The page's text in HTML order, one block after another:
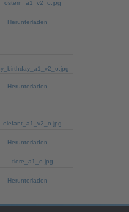
Herunterladen
Herunterladen
Herunterladen
Herunterladen